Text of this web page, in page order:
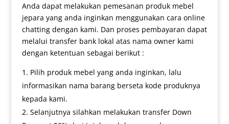
Anda dapat melakukan pemesanan produk mebel
jepara yang anda inginkan menggunakan cara online
chatting dengan kami. Dan proses pembayaran dapat
melalui transfer bank lokal atas nama owner kami
dengan ketentuan sebagai berikut :
Pilih produk mebel yang anda inginkan, lalu
informasikan nama barang berseta kode produknya
kepada kami.
Selanjutnya silahkan melakukan transfer Down